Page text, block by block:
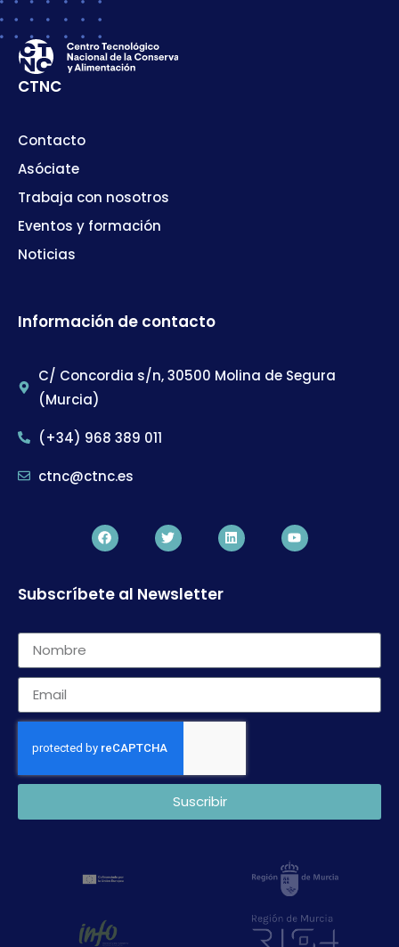
CTNC
Contacto
Asóciate
Trabaja con nosotros
Eventos y formación
Noticias
Información de contacto
C/ Concordia s/n, 30500 Molina de Segura
(Murcia)
(+34) 968 389 011
ctnc@ctnc.es
Subscríbete al Newsletter
Suscribir